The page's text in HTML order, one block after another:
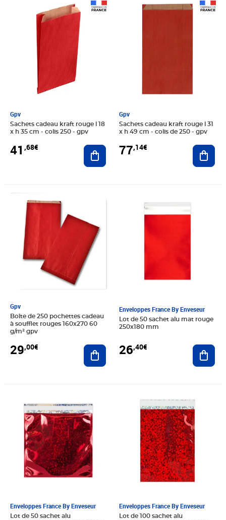
Gpv
Sachets cadeau kraft rouge l 18
x h 35 cm - colis 250 - gpv
41 ,68€ Ajouter au panier
Gpv
Sachets cadeau kraft rouge l 31
x h 49 cm - colis de 250 - gpv
77,14€
Prix 77,14€
Gpv
Boîte de 250 pochettes cadeau
à soufflet rouges 160x270 60
g/m² gpv
29,00€
Prix 29,00€
Ajouter au panier
Enveloppes France By Enveseur
Lot de 50 sachet alu mat rouge
250x180 mm
26,40€
Enveloppes France By Enveseur
Lot de 50 sachet alu
Enveloppes France By Enveseur
Lot de 100 sachet alu
Prix 31,20€